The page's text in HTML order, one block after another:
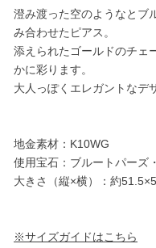
澄み渡った空のようなとブ
み合わせたピアス。
添えられたゴールドのチェ
かに彩ります。
大人っぽくエレガントなデ
地金素材：K10WG
使用宝石：ブルートパーズ
大きさ（縦×横）：約
※サイズガイドはこちら